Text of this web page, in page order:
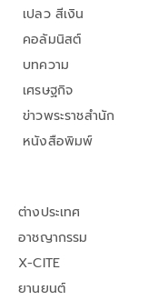
เปลว สีเงิน
คอลัมนิสต์
บทความ
เศรษฐกิจ
ข่าวพระราชสำนัก
หนังสือพิมพ์
ต่างประเทศ
อาชญากรรม
X-CITE
ยานยนต์